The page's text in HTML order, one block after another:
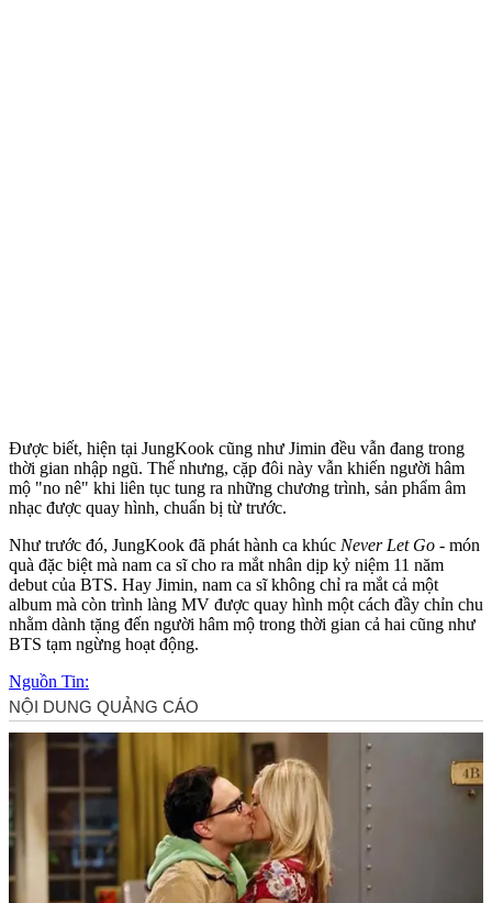
Được biết, hiện tại JungKook cũng như Jimin đều vẫn đang trong
thời gian nhập ngũ. Thế nhưng, cặp đôi này vẫn khiến người hâm
mộ "no nê" khi liên tục tung ra những chương trình, sản phẩm âm
nhạc được quay hình, chuẩn bị từ trước.
Như trước đó, JungKook đã phát hành ca khúc Never Let Go - món
quà đặc biệt mà nam ca sĩ cho ra mắt nhân dịp kỷ niệm 11 năm
debut của BTS. Hay Jimin, nam ca sĩ không chỉ ra mắt cả một
album mà còn trình làng MV được quay hình một cách đầy chỉn chu
nhằm dành tặng đến người hâm mộ trong thời gian cả hai cũng như
BTS tạm ngừng hoạt động.
Nguồn Tin: